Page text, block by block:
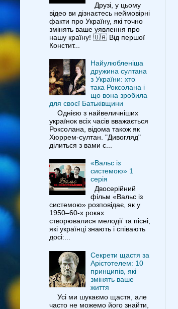
Друзі, у цьому
відео ви дізнаєтесь неймовірні
факти про Україну, які точно
змінять ваше уявлення про
нашу країну! 🇺🇦 Від першої
Констит...
Найулюбленіша
дружина султана
з України: хто
така Роксолана і
що вона зробила
для своєї Батьківщини
Однією з найвеличніших
українок всіх часів вважається
Роксолана, відома також як
Хюррем-султан. "Дивогляд"
ділиться з вами с...
«Вальс із
системою» 1
серія
Двосерійний
фільм «Вальс із
системою» розповідає, як у
1950–60-х роках
створювалися мелодії та пісні,
які українці знають і співають
досі:...
Секрети щастя за
Арістотелем: 10
принципів, які
змінять ваше
життя
Усі ми шукаємо щастя, але
часто не можемо його знайти,